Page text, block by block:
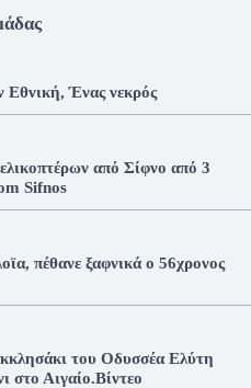
Εθνική, Ένας νεκρός
από Σίφνο από 3
Sifnos
πέθανε ξαφνικά ο 56χρονος
του Οδυσσέα Ελύτη
στο Αιγαίο.Βίντεο